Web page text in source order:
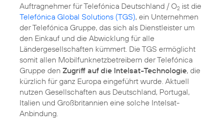
Auftragnehmer für Telefónica Deutschland / O2 ist die
Telefónica Global Solutions (TGS), ein Unternehmen
der Telefónica Gruppe, das sich als Dienstleister um
den Einkauf und die Abwicklung für alle
Ländergesellschaften kümmert. Die TGS ermöglicht
somit allen Mobilfunknetzbetreibern der Telefónica
Gruppe den Zugriff auf die Intelsat-Technologie, die
kürzlich für ganz Europa eingeführt wurde. Aktuell
nutzen Gesellschaften aus Deutschland, Portugal,
Italien und Großbritannien eine solche Intelsat-
Anbindung.